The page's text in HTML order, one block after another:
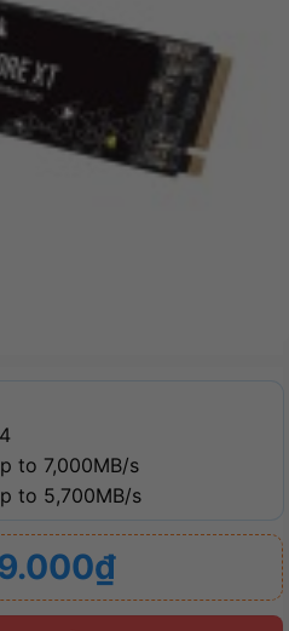
to 7,000MB/s
to 5,700MB/s
₫